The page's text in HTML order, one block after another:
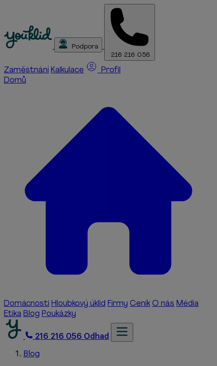
Podpora
216 216 056
Zaměstnání Kalkulace
Profil
Domů
Domácnosti Hloubkový úklid Firmy Ceník O nás Média
Etika Blog Poukázky
216 216 056 Odhad
Blog